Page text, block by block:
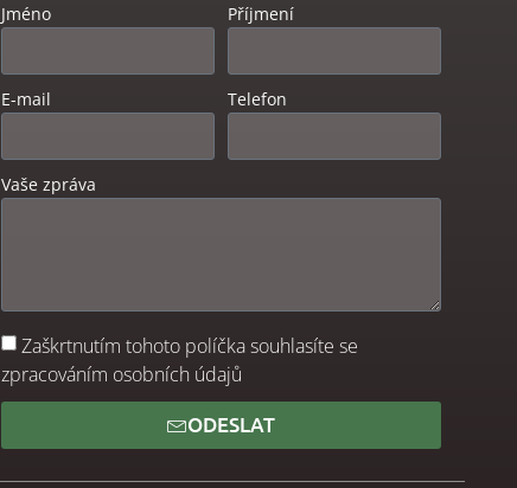
Jméno Příjmení
E-mail Telefon
Vaše zpráva
Zaškrtnutím tohoto políčka souhlasíte se
zpracováním osobních údajů
ODESLAT